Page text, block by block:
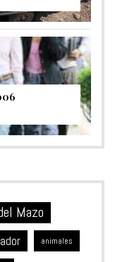
Mazo
animales